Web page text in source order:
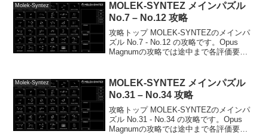
Molek-Syntez
MOLEK-SYNTEZ メインパズル
No.7 – No.12 攻略
攻略トップ MOLEK-SYNTEZのメインパ
ズル No.7 - No.12 の攻略です。Opus
Magnumの攻略では途中まで各評価要素
の中でも難...
Molek-Syntez
MOLEK-SYNTEZ メインパズル
No.31 – No.34 攻略
攻略トップ MOLEK-SYNTEZのメインパ
ズル No.31 - No.34 の攻略です。Opus
Magnumの攻略では途中まで各評価要素